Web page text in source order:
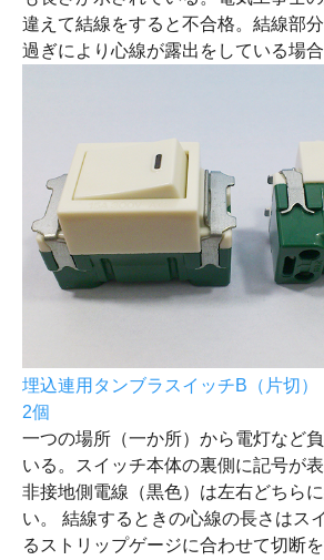
違えて結線をすると不合格。結線部
過ぎにより心線が露出をしている場合
埋込連用タンブラスイッチB（片切）
2個
一つの場所（一か所）から電灯など
いる。スイッチ本体の裏側に記号が
非接地側電線（黒色）は左右どちら
い。 結線するときの心線の長さはス
るストリップゲージに合わせて切断